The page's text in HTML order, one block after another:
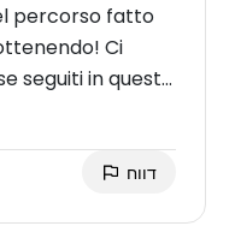
percorso fatto
Ci
seguiti in questo
percorso e non
דווח